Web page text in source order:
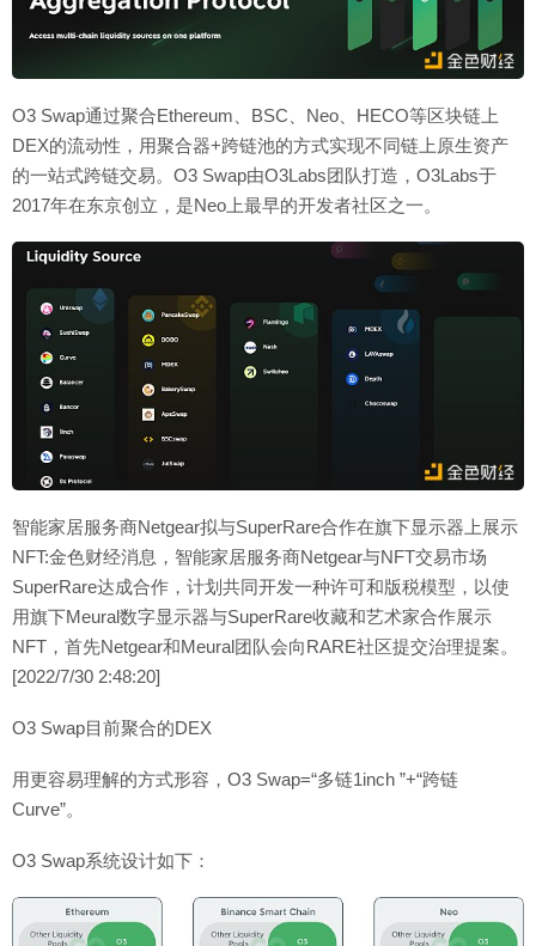
O3 Swap通过聚合Ethereum、BSC、Neo、HECO等区块链上
DEX的流动性，用聚合器+跨链池的方式实现不同链上原生资产
的一站式跨链交易。O3 Swap由O3Labs团队打造，O3Labs于
2017年在东京创立，是Neo上最早的开发者社区之一。
智能家居服务商Netgear拟与SuperRare合作在旗下显示器上展示
NFT:金色财经消息，智能家居服务商Netgear与NFT交易市场
SuperRare达成合作，计划共同开发一种许可和版税模型，以使
用旗下Meural数字显示器与SuperRare收藏和艺术家合作展示
NFT，首先Netgear和Meural团队会向RARE社区提交治理提案。
[2022/7/30 2:48:20]
O3 Swap目前聚合的DEX
用更容易理解的方式形容，O3 Swap=“多链1inch ”+“跨链
Curve”。
O3 Swap系统设计如下：